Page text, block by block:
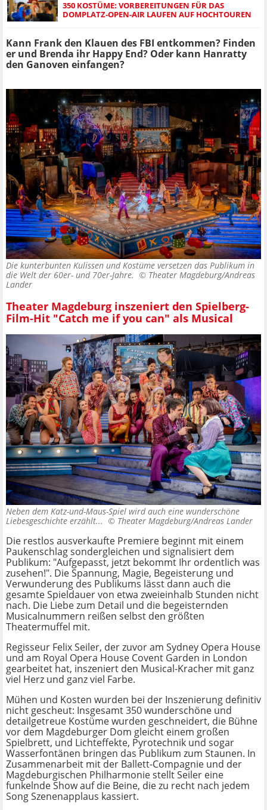
350 KOSTÜME: VORBEREITUNGEN FÜR DAS
DOMPLATZ-OPEN-AIR LAUFEN AUF HOCHTOUREN
Kann Frank den Klauen des FBI entkommen? Finden
er und Brenda ihr Happy End? Oder kann Hanratty
den Ganoven einfangen?
Die kunterbunten Kulissen und Kostüme versetzen das Publikum in
die Welt der 60er- und 70er-Jahre. © Theater Magdeburg/Andreas
Lander
Theater Magdeburg inszeniert den Spielberg-
Film-Hit "Catch me if you can" als Musical
Neben dem Katz-und-Maus-Spiel wird auch eine wunderschöne
Liebesgeschichte erzählt... © Theater Magdeburg/Andreas Lander
Die restlos ausverkaufte Premiere beginnt mit einem
Paukenschlag sondergleichen und signalisiert dem
Publikum: "Aufgepasst, jetzt bekommt Ihr ordentlich was
zusehen!". Die Spannung, Magie, Begeisterung und
Verwunderung des Publikums lässt dann auch die
gesamte Spieldauer von etwa zweieinhalb Stunden nicht
nach. Die Liebe zum Detail und die begeisternden
Musicalnummern reißen selbst den größten
Theatermuffel mit.
Regisseur Felix Seiler, der zuvor am Sydney Opera House
und am Royal Opera House Covent Garden in London
gearbeitet hat, inszeniert den Musical-Kracher mit ganz
viel Herz und ganz viel Farbe.
Mühen und Kosten wurden bei der Inszenierung definitiv
nicht gescheut: Insgesamt 350 wunderschöne und
detailgetreue Kostüme wurden geschneidert, die Bühne
vor dem Magdeburger Dom gleicht einem großen
Spielbrett, und Lichteffekte, Pyrotechnik und sogar
Wasserfontänen bringen das Publikum zum Staunen. In
Zusammenarbeit mit der Ballett-Compagnie und der
Magdeburgischen Philharmonie stellt Seiler eine
funkelnde Show auf die Beine, die zu recht nach jedem
Song Szenenapplaus kassiert.